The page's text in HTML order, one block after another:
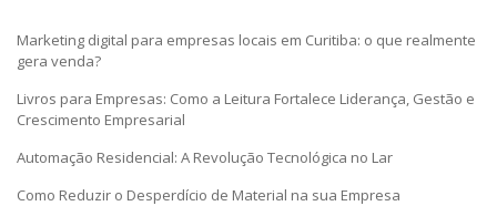
Marketing digital para empresas locais em Curitiba: o que realmente
gera venda?
Livros para Empresas: Como a Leitura Fortalece Liderança, Gestão e
Crescimento Empresarial
Automação Residencial: A Revolução Tecnológica no Lar
Como Reduzir o Desperdício de Material na sua Empresa